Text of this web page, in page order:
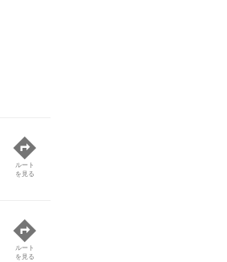
ルート
を見る
ルート
を見る